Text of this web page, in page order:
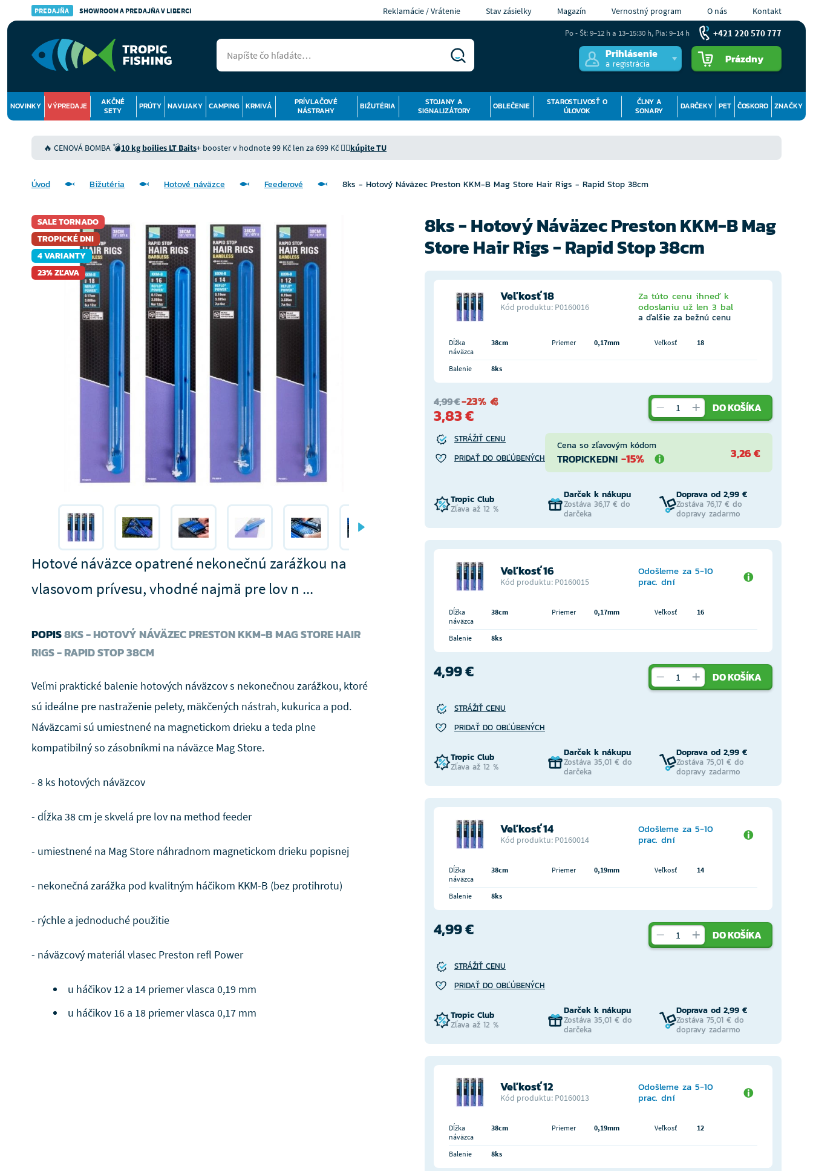
PREDAJŇA SHOWROOM A PREDAJŇA V LIBERCI Reklamácie / Vrátenie Stav zásielky Magazín Vernostný program O nás Kontakt
Prihlásenie
a registrácia Prázdny
NOVINKY VÝPREDAJE
AKČNÉ
SETY
PRÚTY NAVIJAKY CAMPING KRMIVÁ
PRÍVLAČOVÉ
NÁSTRAHY
BIŽUTÉRIA
STOJANY A
SIGNALIZÁTORY
OBLEČENIE
STAROSTLIVOSŤ O
ÚLOVOK
ČLNY A
SONARY
DARČEKY PET ČOSKORO ZNAČKY
Po - Št: 9–12 h a 13–15:30 h, Pia: 9–14 h +421 220 570 777
🔥 CENOVÁ BOMBA 💣10 kg boilies LT Baits+ booster v hodnote 99 Kč len za 699 Kč 👉🏻kúpite TU
Úvod Bižutéria Hotové náväzce Feederové 8ks - Hotový Náväzec Preston KKM-B Mag Store Hair Rigs - Rapid Stop 38cm
SALE TORNADO
TROPICKÉ DNI
4 VARIANTY
23% ZĽAVA
Hotové náväzce opatrené nekonečnú zarážkou na
vlasovom prívesu, vhodné najmä pre lov n ...
POPIS8KS - HOTOVÝ NÁVÄZEC PRESTON KKM-B MAG STORE HAIR
RIGS - RAPID STOP 38CM
Veľmi praktické balenie hotových náväzcov s nekonečnou zarážkou, ktoré
sú ideálne pre nastraženie pelety, mäkčených nástrah, kukurica a pod.
Náväzcami sú umiestnené na magnetickom drieku a teda plne
kompatibilný so zásobníkmi na náväzce Mag Store.
- 8 ks hotových náväzcov
- dĺžka 38 cm je skvelá pre lov na method feeder
- umiestnené na Mag Store náhradnom magnetickom drieku popisnej
- nekonečná zarážka pod kvalitným háčikom KKM-B (bez protihrotu)
- rýchle a jednoduché použitie
- náväzcový materiál vlasec Preston refl Power
u háčikov 12 a 14 priemer vlasca 0,19 mm
u háčikov 16 a 18 priemer vlasca 0,17 mm
8ks - Hotový Náväzec Preston KKM-B Mag
Store Hair Rigs - Rapid Stop 38cm
Veľkosť 18
Kód produktu: P0160016
Za túto cenu ihneď k
odoslaniu už len 3 bal
a ďalšie za bežnú cenu
Dĺžka
náväzca
38cm Priemer 0,17mm Veľkosť 18
Balenie 8ks
4,99 €-23%
3,83 € DO KOŠÍKA
STRÁŽIŤ CENU
PRIDAŤ DO OBĽÚBENÝCH
Cena so zľavovým kódom
TROPICKEDNI -15% 3,26 €
Tropic Club
Zľava až 12 %
Darček k nákupu
Zostáva 36,17 € do
darčeka
Doprava od 2,99 €
Zostáva 76,17 € do
dopravy zadarmo
Veľkosť 16
Kód produktu: P0160015
Odošleme za 5-10
prac. dní
Dĺžka
náväzca
38cm Priemer 0,17mm Veľkosť 16
Balenie 8ks
4,99 € DO KOŠÍKA
STRÁŽIŤ CENU
PRIDAŤ DO OBĽÚBENÝCH
Tropic Club
Zľava až 12 %
Darček k nákupu
Zostáva 35,01 € do
darčeka
Doprava od 2,99 €
Zostáva 75,01 € do
dopravy zadarmo
Veľkosť 14
Kód produktu: P0160014
Odošleme za 5-10
prac. dní
Dĺžka
náväzca
38cm Priemer 0,19mm Veľkosť 14
Balenie 8ks
4,99 € DO KOŠÍKA
STRÁŽIŤ CENU
PRIDAŤ DO OBĽÚBENÝCH
Tropic Club
Zľava až 12 %
Darček k nákupu
Zostáva 35,01 € do
darčeka
Doprava od 2,99 €
Zostáva 75,01 € do
dopravy zadarmo
Veľkosť 12
Kód produktu: P0160013
Odošleme za 5-10
prac. dní
Dĺžka
náväzca
38cm Priemer 0,19mm Veľkosť 12
Balenie 8ks